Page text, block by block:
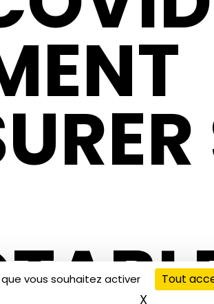
vous souhaitez activer Tout
XMasquer